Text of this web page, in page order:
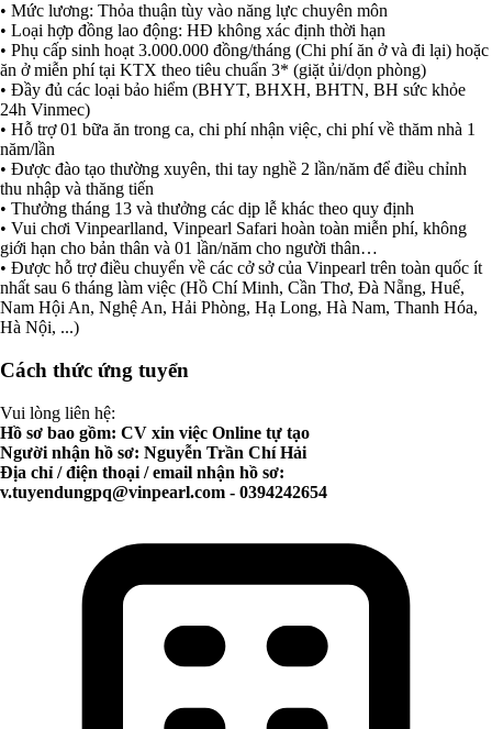
• Mức lương: Thỏa thuận tùy vào năng lực chuyên môn
• Loại hợp đồng lao động: HĐ không xác định thời hạn
• Phụ cấp sinh hoạt 3.000.000 đồng/tháng (Chi phí ăn ở và đi lại) hoặc
ăn ở miễn phí tại KTX theo tiêu chuẩn 3* (giặt ủi/dọn phòng)
• Đầy đủ các loại bảo hiểm (BHYT, BHXH, BHTN, BH sức khỏe
24h Vinmec)
• Hỗ trợ 01 bữa ăn trong ca, chi phí nhận việc, chi phí về thăm nhà 1
năm/lần
• Được đào tạo thường xuyên, thi tay nghề 2 lần/năm để điều chỉnh
thu nhập và thăng tiến
• Thưởng tháng 13 và thưởng các dịp lễ khác theo quy định
• Vui chơi Vinpearlland, Vinpearl Safari hoàn toàn miễn phí, không
giới hạn cho bản thân và 01 lần/năm cho người thân…
• Được hỗ trợ điều chuyển về các cở sở của Vinpearl trên toàn quốc ít
nhất sau 6 tháng làm việc (Hồ Chí Minh, Cần Thơ, Đà Nẵng, Huế,
Nam Hội An, Nghệ An, Hải Phòng, Hạ Long, Hà Nam, Thanh Hóa,
Hà Nội, ...)
Cách thức ứng tuyển
Vui lòng liên hệ:
Hồ sơ bao gồm: CV xin việc Online tự tạo
Người nhận hồ sơ: Nguyễn Trần Chí Hải
Địa chỉ / điện thoại / email nhận hồ sơ:
v.tuyendungpq@vinpearl.com - 0394242654